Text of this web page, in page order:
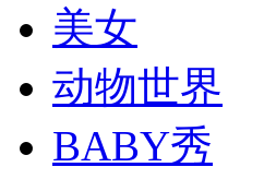
纽约上演“枕头大战”
司机酒驾遇交警 急速倒车逃窜
美女
动物世界
BABY秀